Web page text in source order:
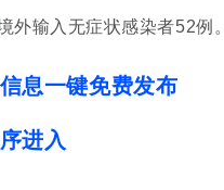
外输入无症状感染者52例。
息一键免费发布
进入